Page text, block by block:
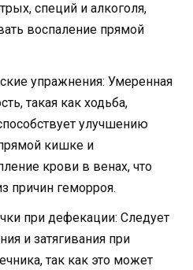
специй и алкоголя,
воспаление прямой
упражнения: Умеренная
такая как ходьба,
улучшению
кишке и
крови в венах, что
причин геморроя.
при дефекации: Следует
и затягивания при
так как это может